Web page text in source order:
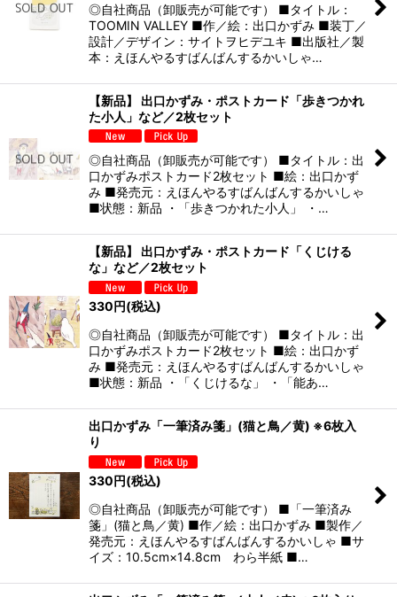
◎自社商品（卸販売が可能です） ■タイトル：
TOOMIN VALLEY ■作／絵：出口かずみ ■装丁／
設計／デザイン：サイトヲヒデユキ ■出版社／製
本：えほんやるすばんばんするかいしゃ…
【新品】 出口かずみ・ポストカード「歩きつかれ
た小人」など／2枚セット
◎自社商品（卸販売が可能です） ■タイトル：出
口かずみポストカード2枚セット ■絵：出口かず
み ■発売元：えほんやるすばんばんするかいしゃ
■状態：新品 ・「歩きつかれた小人」 ・…
【新品】 出口かずみ・ポストカード「くじける
な」など／2枚セット
330円(税込)
◎自社商品（卸販売が可能です） ■タイトル：出
口かずみポストカード2枚セット ■絵：出口かず
み ■発売元：えほんやるすばんばんするかいしゃ
■状態：新品 ・「くじけるな」 ・「能あ…
出口かずみ「一筆済み箋」(猫と鳥／黄) ※6枚入
り
330円(税込)
◎自社商品（卸販売が可能です） ■「一筆済み
箋」(猫と鳥／黄) ■作／絵：出口かずみ ■製作／
発売元：えほんやるすばんばんするかいしゃ ■サ
イズ：10.5cm×14.8cm わら半紙 ■…